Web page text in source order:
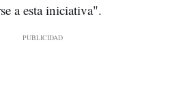
a esta iniciativa".